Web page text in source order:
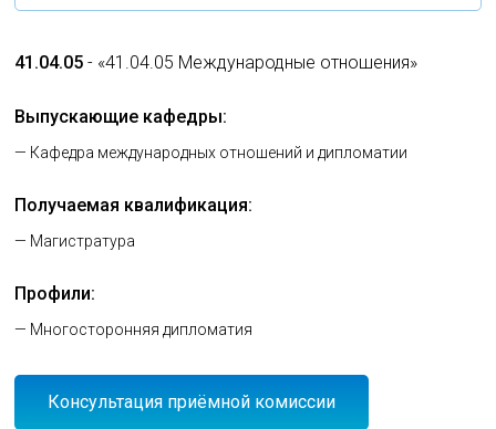
41.04.05- «41.04.05 Международные отношения»
Выпускающие кафедры:
— Кафедра международных отношений и дипломатии
Получаемая квалификация:
— Магистратура
Профили:
— Многосторонняя дипломатия
Консультация приёмной комиссии